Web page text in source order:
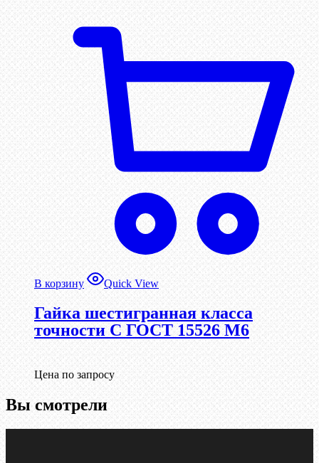
В корзину Quick View
Гайка шестигранная класса
точности С ГОСТ 15526 М6
Цена по запросу
Вы смотрели